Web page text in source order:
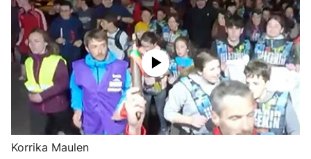
Eguraldia
Korrika Maulen